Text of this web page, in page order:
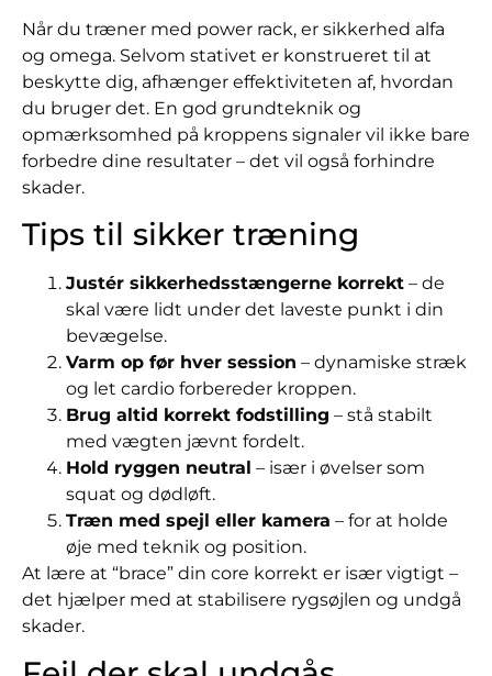
Når du træner med power rack, er sikkerhed alfa
og omega. Selvom stativet er konstrueret til at
beskytte dig, afhænger effektiviteten af, hvordan
du bruger det. En god grundteknik og
opmærksomhed på kroppens signaler vil ikke bare
forbedre dine resultater – det vil også forhindre
skader.
Tips til sikker træning
Justér sikkerhedsstængerne korrekt – de
skal være lidt under det laveste punkt i din
bevægelse.
Varm op før hver session – dynamiske stræk
og let cardio forbereder kroppen.
Brug altid korrekt fodstilling – stå stabilt
med vægten jævnt fordelt.
Hold ryggen neutral – især i øvelser som
squat og dødløft.
Træn med spejl eller kamera – for at holde
øje med teknik og position.
At lære at “brace” din core korrekt er især vigtigt –
det hjælper med at stabilisere rygsøjlen og undgå
skader.